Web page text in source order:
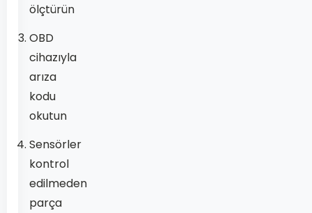
ölçtürün
OBD
cihazıyla
arıza
kodu
okutun
Sensörler
kontrol
edilmeden
parça